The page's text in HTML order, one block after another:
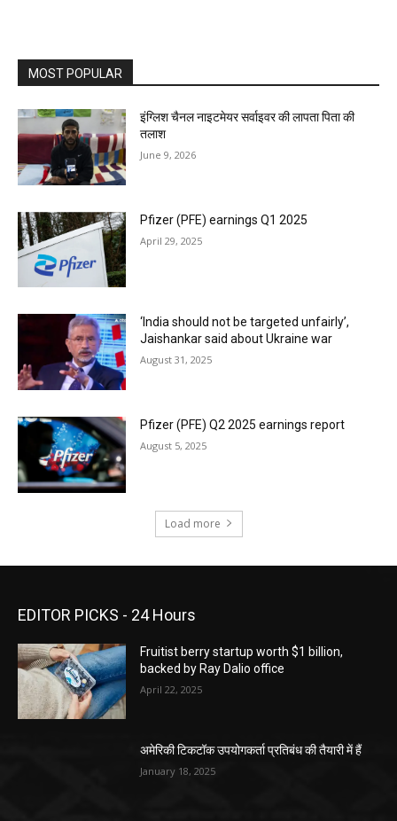
MOST POPULAR
इंग्लिश चैनल नाइटमेयर सर्वाइवर की लापता पिता की
तलाश
June 9, 2026
Pfizer (PFE) earnings Q1 2025
April 29, 2025
‘India should not be targeted unfairly’,
Jaishankar said about Ukraine war
August 31, 2025
Pfizer (PFE) Q2 2025 earnings report
August 5, 2025
Load more
EDITOR PICKS - 24 Hours
Fruitist berry startup worth $1 billion,
backed by Ray Dalio office
April 22, 2025
अमेरिकी टिकटॉक उपयोगकर्ता प्रतिबंध की तैयारी में हैं
January 18, 2025